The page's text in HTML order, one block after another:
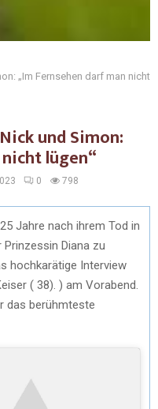
„Im Fernsehen darf man nicht
und Simon:
lügen“
0 798
Jahre nach ihrem Tod in
Prinzessin Diana zu
hochkarätige Interview
( 38). ) am Vorabend.
das berühmteste